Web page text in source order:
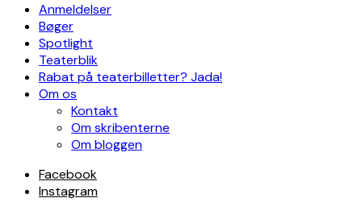
Anmeldelser
Bøger
Spotlight
Teaterblik
Rabat på teaterbilletter? Jada!
Om os
Kontakt
Om skribenterne
Om bloggen
Facebook
Instagram